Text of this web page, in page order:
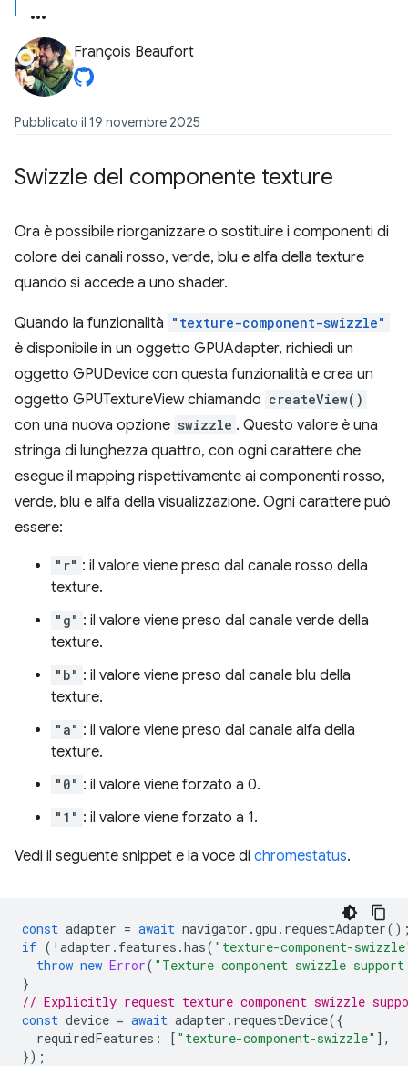
François Beaufort
Pubblicato il 19 novembre 2025
Swizzle del componente texture
Ora è possibile riorganizzare o sostituire i componenti di
colore dei canali rosso, verde, blu e alfa della texture
quando si accede a uno shader.
Quando la funzionalità "texture-component-swizzle"
è disponibile in un oggetto GPUAdapter, richiedi un
oggetto GPUDevice con questa funzionalità e crea un
oggetto GPUTextureView chiamando createView()
con una nuova opzione swizzle . Questo valore è una
stringa di lunghezza quattro, con ogni carattere che
esegue il mapping rispettivamente ai componenti rosso,
verde, blu e alfa della visualizzazione. Ogni carattere può
essere:
"r" : il valore viene preso dal canale rosso della
texture.
"g" : il valore viene preso dal canale verde della
texture.
"b" : il valore viene preso dal canale blu della
texture.
"a" : il valore viene preso dal canale alfa della
texture.
"0" : il valore viene forzato a 0.
"1" : il valore viene forzato a 1.
Vedi il seguente snippet e la voce di chromestatus.
const adapter = await navigator .gpu . requestAdapter
if ( ! adapter . features .has( "texture-component-
throw new Error( "Texture component swizzle
}
// Explicitly request texture component swizzle
const device = await adapter . requestDevice({
requiredFeatures : [ "texture-component-swizzle" ],
});